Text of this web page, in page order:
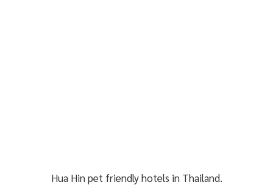
Hua Hin pet friendly hotels in Thailand.